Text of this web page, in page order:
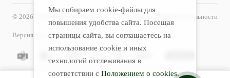
© 2026 ООО "Хороший Доктор" Политика конфиденциальности
Версия для слабовидящих
Мы собираем cookie-файлы для
повышения удобства сайта. Посещая
страницы сайта, вы соглашаетесь на
использование cookie и иных
технологий отслеживания в
соответствии с Положением о cookies.